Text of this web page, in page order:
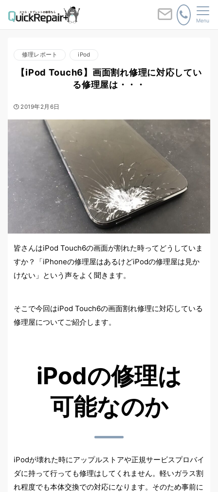
Menu
修理レポート iPod
【iPod Touch6】画面割れ修理に対応してい
る修理屋は・・・
2019年2月6日
皆さんはiPod Touch6の画面が割れた時ってどうしていま
すか？
「iPhoneの修理屋はあるけどiPodの修理屋は見か
けない」 という声をよく聞きます。
そこで今回はiPod Touch6の画面割れ修理に対応している
修理屋についてご紹介します。
iPodの修理は
可能なのか
iPodが壊れた時にアップルストアや正規サービスプロバイ
ダに持って行っても修理はしてくれません。軽いガラス割
れ程度でも本体交換での対応になります。そのため事前に